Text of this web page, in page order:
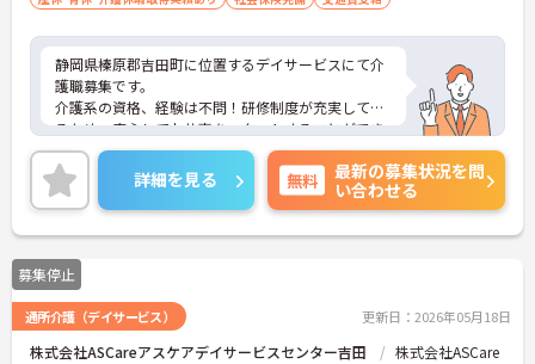
静岡県榛原郡吉田町に位置するデイサービスにて介
護職募集です。
介護系の資格、経験は不問！研修制度が充実してい
るため、安心してお仕事をスタートすることができ
ます。
週3日～、日勤帯のみのご勤務ですのでご家庭やプ
ライベートとの両立もしやすいです。
ご興味のある方には、面接対策ポイントなど、さら
に詳細をお話いたしますので、お気軽にご相談くだ
さい。
詳細を見る 無料
最新の募集状況を問
い合わせる
募集停止
通所介護（デイサービス） 更新日：2026年05月18日
株式会社ASCareアスケアデイサービスセンター吉田 株式会社ASCare